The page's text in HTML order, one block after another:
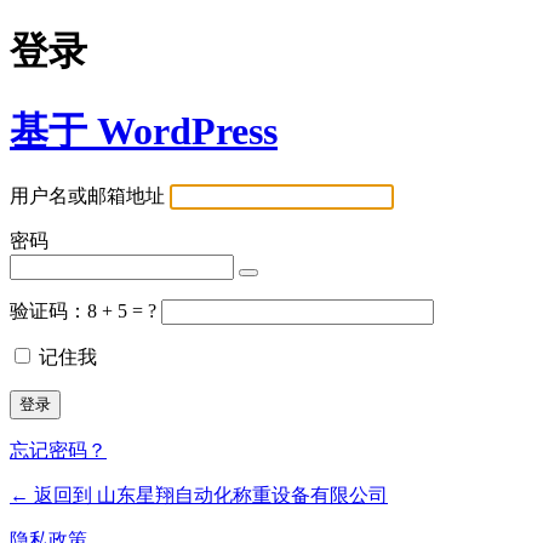
登录
基于 WordPress
用户名或邮箱地址
密码
验证码：8 + 5 = ?
记住我
忘记密码？
← 返回到 山东星翔自动化称重设备有限公司